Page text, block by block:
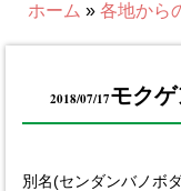
ホーム » 各地から
2018/07/17モク
別名(センダンバノボ